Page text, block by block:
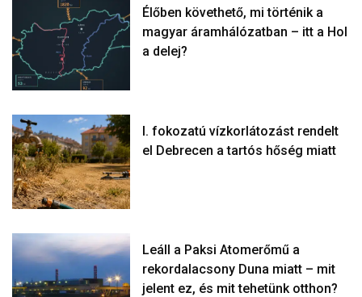
Élőben követhető, mi történik a
magyar áramhálózatban – itt a Hol
a delej?
I. fokozatú vízkorlátozást rendelt
el Debrecen a tartós hőség miatt
Leáll a Paksi Atomerőmű a
rekordalacsony Duna miatt – mit
jelent ez, és mit tehetünk otthon?